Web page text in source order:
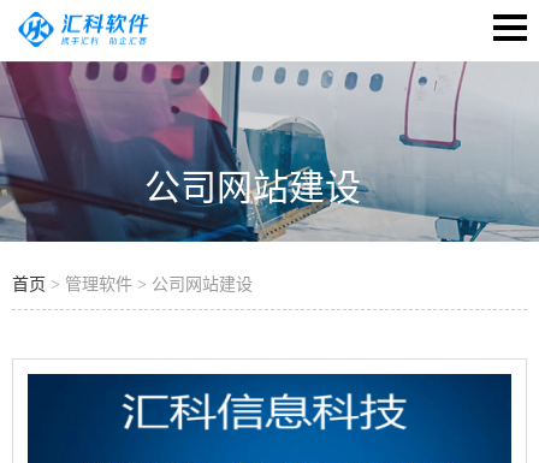
公司网站建设
首页 > 管理软件 > 公司网站建设